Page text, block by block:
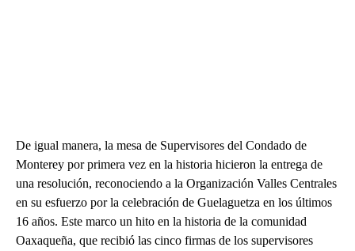
De igual manera, la mesa de Supervisores del Condado de
Monterey por primera vez en la historia hicieron la entrega de
una resolución, reconociendo a la Organización Valles Centrales
en su esfuerzo por la celebración de Guelaguetza en los últimos
16 años. Este marco un hito en la historia de la comunidad
Oaxaqueña, que recibió las cinco firmas de los supervisores